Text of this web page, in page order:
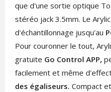
que d'une sortie optique
stéréo jack 3.5mm. Le
d'échantillonnage jusqu'au
Pour couronner le tout,
gratuite Go Control APP,
facilement et même
des égaliseurs. Compact